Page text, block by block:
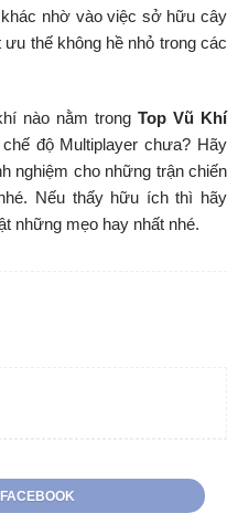
nhờ vào việc sở hữu cây
thế không hề nhỏ trong các
nào nằm trongTop Vũ Khí
độ Multiplayer chưa? Hãy
nghiệm cho những trận chiến
Nếu thấy hữu ích thì hãy
những mẹo hay nhất nhé.